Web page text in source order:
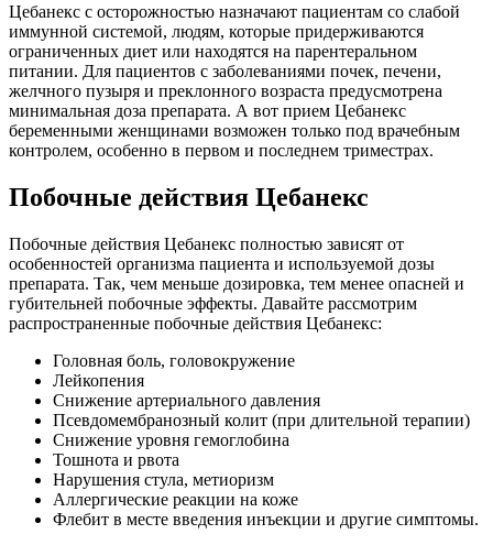
Цебанекс с осторожностью назначают пациентам со слабой
иммунной системой, людям, которые придерживаются
ограниченных диет или находятся на парентеральном
питании. Для пациентов с заболеваниями почек, печени,
желчного пузыря и преклонного возраста предусмотрена
минимальная доза препарата. А вот прием Цебанекс
беременными женщинами возможен только под врачебным
контролем, особенно в первом и последнем триместрах.
Побочные действия Цебанекс
Побочные действия Цебанекс полностью зависят от
особенностей организма пациента и используемой дозы
препарата. Так, чем меньше дозировка, тем менее опасней и
губительней побочные эффекты. Давайте рассмотрим
распространенные побочные действия Цебанекс:
Головная боль, головокружение
Лейкопения
Снижение артериального давления
Псевдомембранозный колит (при длительной терапии)
Снижение уровня гемоглобина
Тошнота и рвота
Нарушения стула, метиоризм
Аллергические реакции на коже
Флебит в месте введения инъекции и другие симптомы.